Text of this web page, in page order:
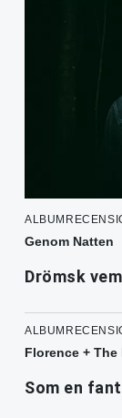
Genom Natten
Drömsk
Florence + The
Som en